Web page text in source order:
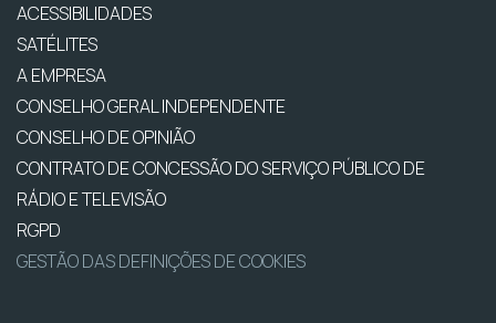
ACESSIBILIDADES
SATÉLITES
A EMPRESA
CONSELHO GERAL INDEPENDENTE
CONSELHO DE OPINIÃO
CONTRATO DE CONCESSÃO DO SERVIÇO PÚBLICO DE
RÁDIO E TELEVISÃO
RGPD
GESTÃO DAS DEFINIÇÕES DE COOKIES